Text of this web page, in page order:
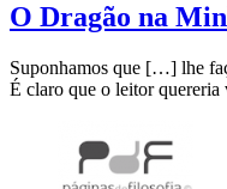
O Dragão na
Suponhamos que […] lhe
É claro que o leitor